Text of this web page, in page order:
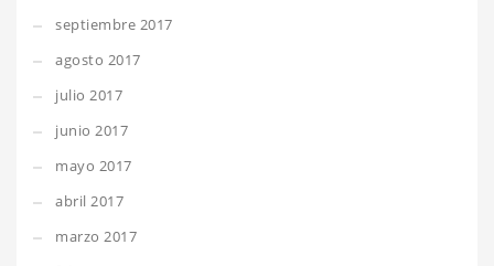
septiembre 2017
agosto 2017
julio 2017
junio 2017
mayo 2017
abril 2017
marzo 2017